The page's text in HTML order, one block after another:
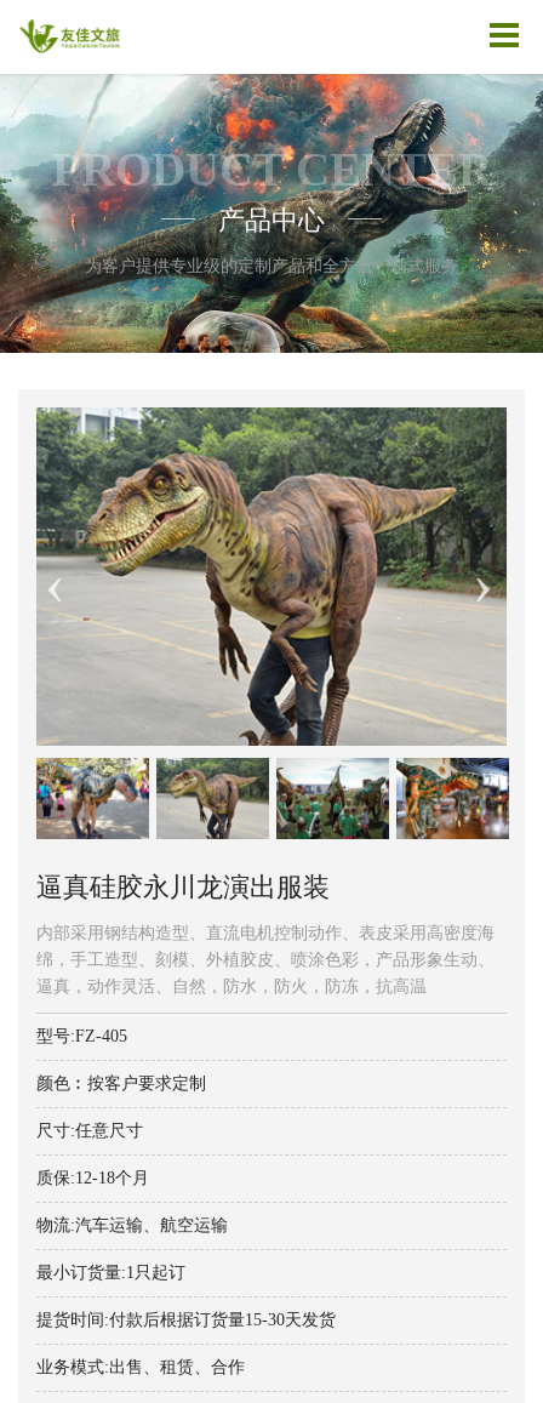
PRODUCT CENTER
—— 产品中心 ——
为客户提供专业级的定制产品和全方位一站式服务
逼真硅胶永川龙演出服装
内部采用钢结构造型、直流电机控制动作、表皮采用高密度海
绵，手工造型、刻模、外植胶皮、喷涂色彩，产品形象生动、
逼真，动作灵活、自然，防水，防火，防冻，抗高温
型号:FZ-405
颜色︰按客户要求定制
尺寸:任意尺寸
质保:12-18个月
物流:汽车运输、航空运输
最小订货量:1只起订
提货时间:付款后根据订货量15-30天发货
业务模式:出售、租赁、合作